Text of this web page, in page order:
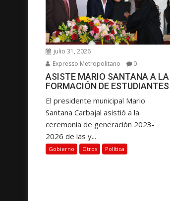
e
n
t
r
a
d
a
s
julio 31, 2026
Expresso Metropolitano
0
ASISTE MARIO SANTANA A LA
FORMACIÓN DE ESTUDIANTES
El presidente municipal Mario
Santana Carbajal asistió a la
ceremonia de generación 2023-
2026 de las y...
Gobierno Otros Política